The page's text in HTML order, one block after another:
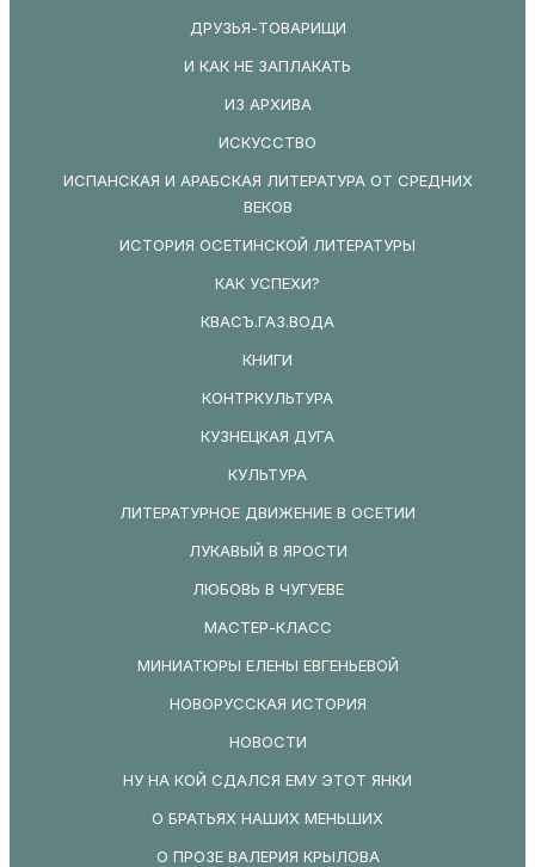
ДРУЗЬЯ-ТОВАРИЩИ
И КАК НЕ ЗАПЛАКАТЬ
ИЗ АРХИВА
ИСКУССТВО
ИСПАНСКАЯ И АРАБСКАЯ ЛИТЕРАТУРА ОТ СРЕДНИХ
ВЕКОВ
ИСТОРИЯ ОСЕТИНСКОЙ ЛИТЕРАТУРЫ
КАК УСПЕХИ?
КВАСЪ.ГАЗ.ВОДА
КНИГИ
КОНТРКУЛЬТУРА
КУЗНЕЦКАЯ ДУГА
КУЛЬТУРА
ЛИТЕРАТУРНОЕ ДВИЖЕНИЕ В ОСЕТИИ
ЛУКАВЫЙ В ЯРОСТИ
ЛЮБОВЬ В ЧУГУЕВЕ
МАСТЕР-КЛАСС
МИНИАТЮРЫ ЕЛЕНЫ ЕВГЕНЬЕВОЙ
НОВОРУССКАЯ ИСТОРИЯ
НОВОСТИ
НУ НА КОЙ СДАЛСЯ ЕМУ ЭТОТ ЯНКИ
О БРАТЬЯХ НАШИХ МЕНЬШИХ
О ПРОЗЕ ВАЛЕРИЯ КРЫЛОВА